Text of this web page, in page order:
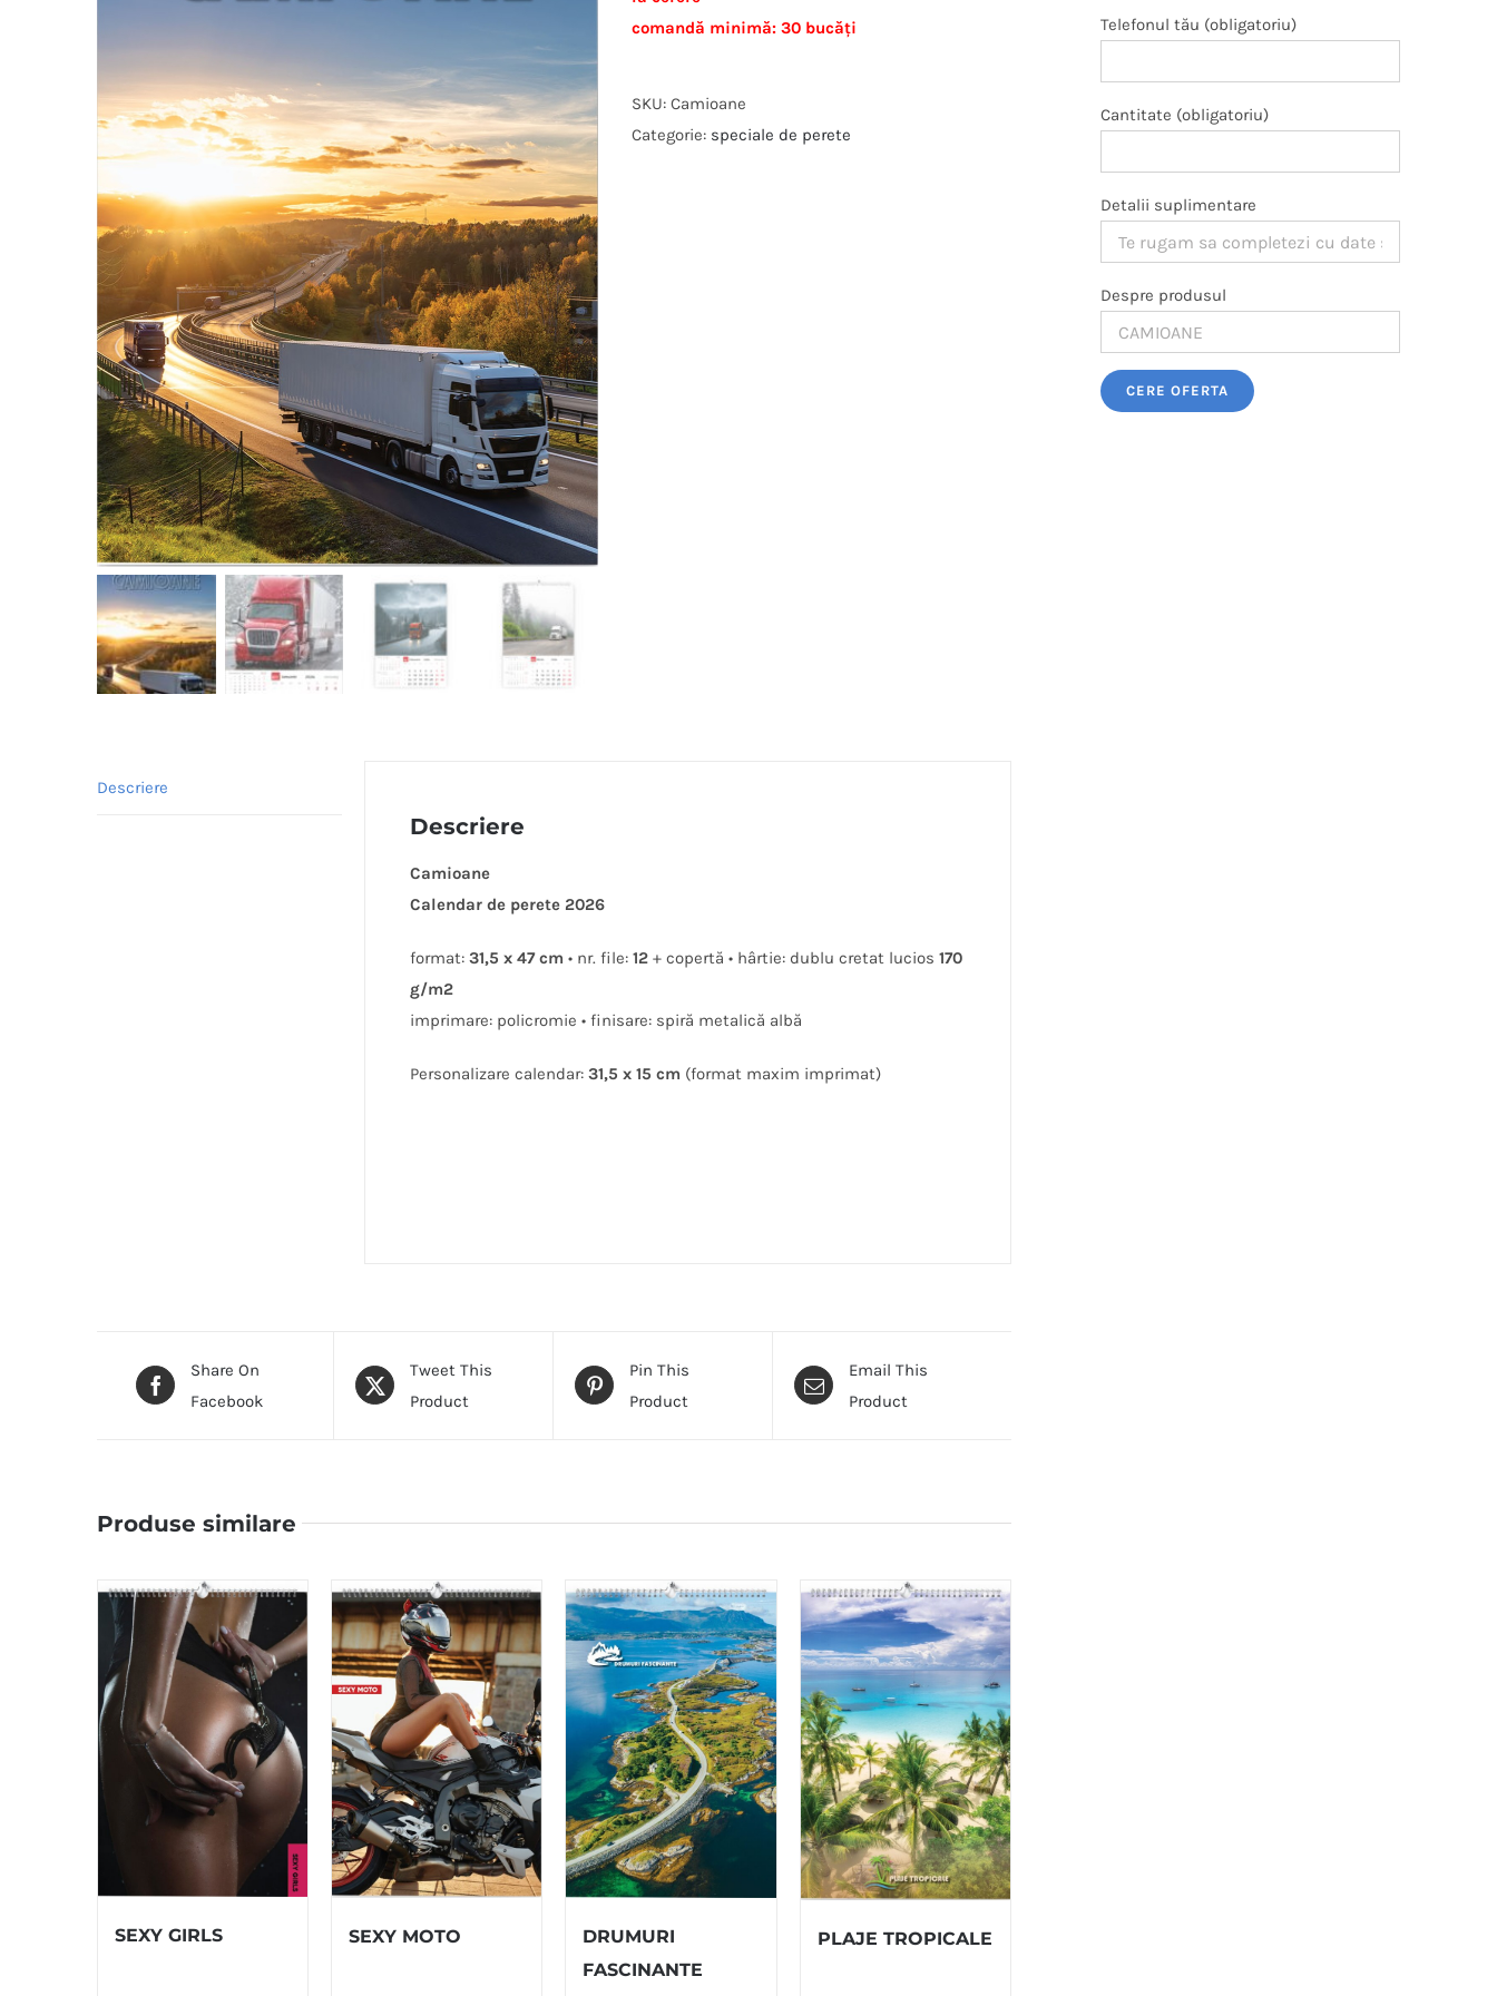
comandă minimă: 30 bucăți
SKU: Camioane
Categorie: speciale de perete
Descriere
Descriere
Camioane
Calendar de perete 2026
format: 31,5 x 47 cm • nr. file: 12 + copertă • hârtie: dublu cretat lucios 170
g/m2
imprimare: policromie • finisare: spiră metalică albă
Personalizare calendar: 31,5 x 15 cm (format maxim imprimat)
Share On
Facebook
Tweet This
Product
Pin This
Product
Email This
Product
Produse similare
SEXY GIRLS SEXY MOTO
DRUMURI
FASCINANTE
PLAJE TROPICALE
Telefonul tău (obligatoriu)
Cantitate (obligatoriu)
Detalii suplimentare
Despre produsul
Please leave this field empty.